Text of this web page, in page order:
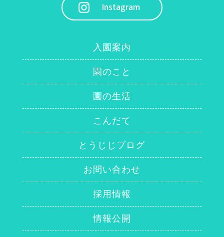
Instagram
入園案内
園のこと
園の生活
こんだて
とうじじブログ
お問い合わせ
採用情報
情報公開